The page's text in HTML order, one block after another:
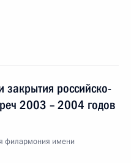
закрытия российско-
2003 – 2004 годов
филармония имени